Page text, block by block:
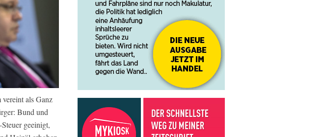
als Ganz
Bund und
geeinigt,